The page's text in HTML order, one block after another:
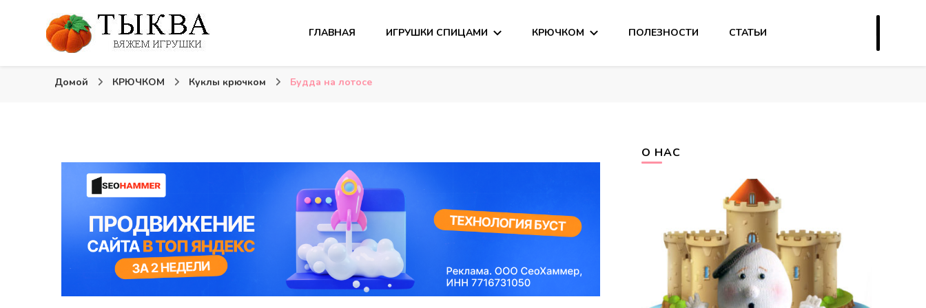
Тыква: Вяжем игрушки
ГЛАВНАЯ ИГРУШКИ СПИЦАМИ КРЮЧКОМ ПОЛЕЗНОСТИ СТАТЬИ
Домой КРЮЧКОМ Куклы крючком Будда на лотосе
О НАС